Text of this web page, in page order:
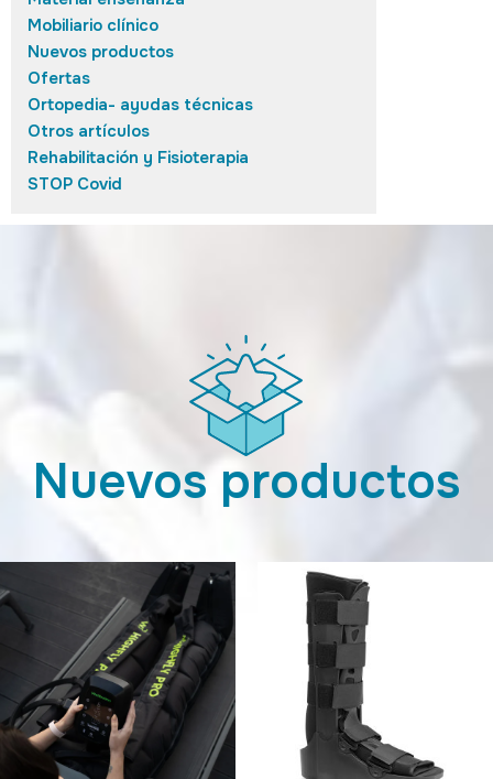
Mobiliario clínico
Nuevos productos
Ofertas
Ortopedia- ayudas técnicas
Otros artículos
Rehabilitación y Fisioterapia
STOP Covid
Nuevos productos